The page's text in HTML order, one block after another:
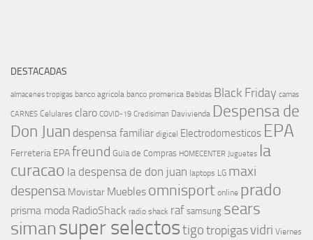
DESTACADAS
almacenes tropigas banco agricola banco promerica Bebidas Black Friday camas
CARNES Celulares claro COVID-19 Credisiman Davivienda Despensa de
Don Juan despensa familiar digicel Electrodomesticos EPA
Ferreteria EPAfreund Guia de Compras HOMECENTER Juguetes la
curacao la despensa de don juan laptops LG maxi
despensa Movistar Muebles omnisport online prado
prisma moda RadioShack radio shack raf samsung sears
simansuper selectostigotropigasvidri Viernes